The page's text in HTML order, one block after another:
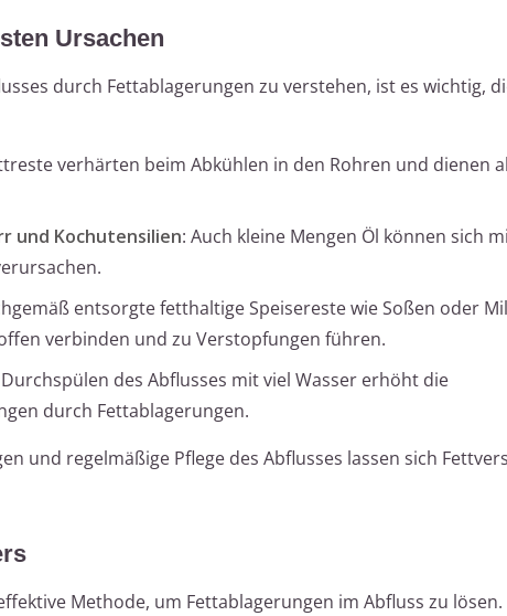
Ursachen
durch Fettablagerungen zu verstehen, ist es wichtig,
verhärten beim Abkühlen in den Rohren und dienen
und Kochutensilien: Auch kleine Mengen Öl können sich
entsorgte fetthaltige Speisereste wie Soßen oder
verbinden und zu Verstopfungen führen.
Durchspülen des Abflusses mit viel Wasser erhöht die
durch Fettablagerungen.
und regelmäßige Pflege des Abflusses lassen sich
Methode, um Fettablagerungen im Abfluss zu lösen.